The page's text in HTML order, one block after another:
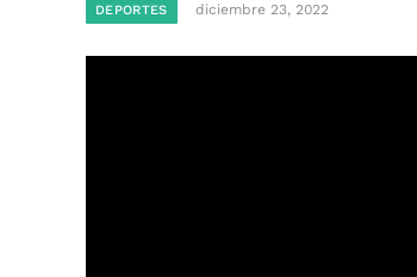
DEPORTES diciembre 23, 2022